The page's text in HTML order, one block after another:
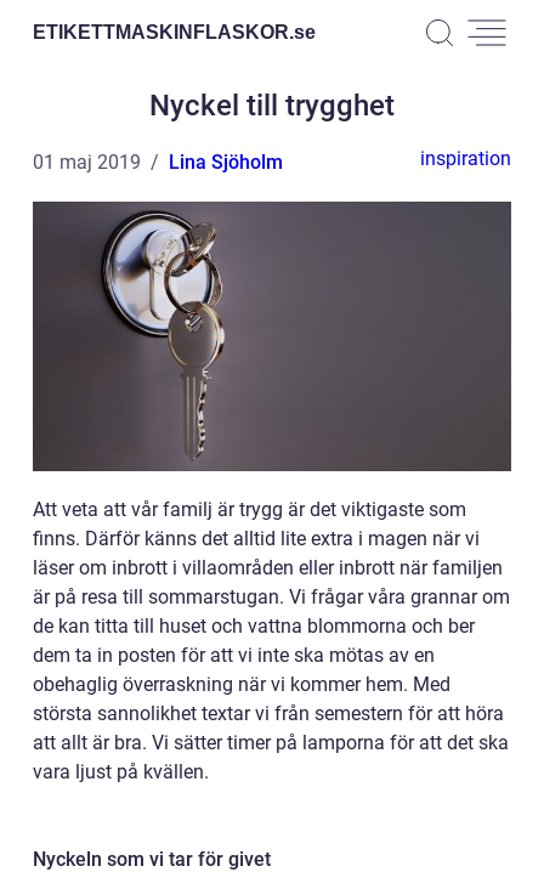
ETIKETTMASKINFLASKOR.se
Nyckel till trygghet
01 maj 2019 Lina Sjöholm inspiration
Att veta att vår familj är trygg är det viktigaste som
finns. Därför känns det alltid lite extra i magen när vi
läser om inbrott i villaområden eller inbrott när familjen
är på resa till sommarstugan. Vi frågar våra grannar om
de kan titta till huset och vattna blommorna och ber
dem ta in posten för att vi inte ska mötas av en
obehaglig överraskning när vi kommer hem. Med
största sannolikhet textar vi från semestern för att höra
att allt är bra. Vi sätter timer på lamporna för att det ska
vara ljust på kvällen.
Nyckeln som vi tar för givet